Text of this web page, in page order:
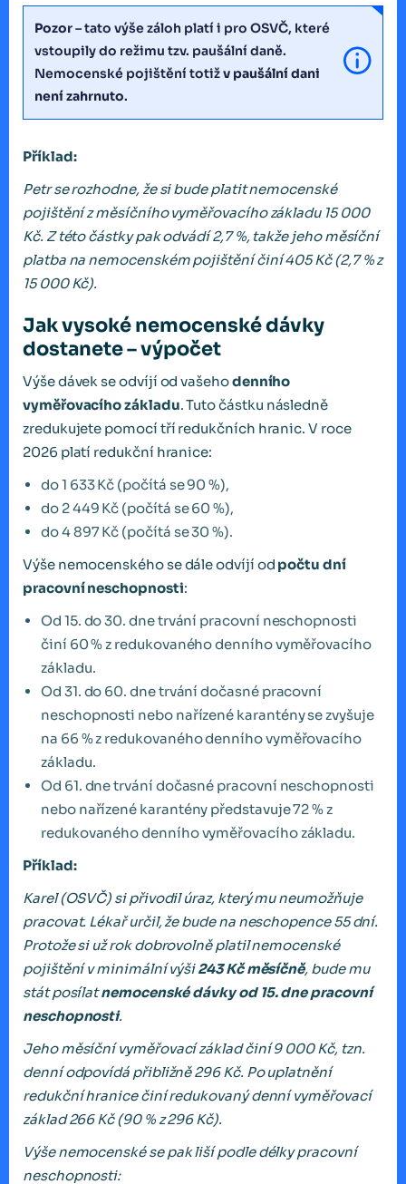
Pozor– tato výše záloh platí i pro OSVČ, které
vstoupily do režimu tzv. paušální daně.
Nemocenské pojištění totižv paušální dani
není zahrnuto.
Příklad:
Petr se rozhodne, že si bude platit nemocenské
pojištění z měsíčního vyměřovacího základu 15 000
Kč. Z této částky pak odvádí 2,7 %, takže jeho měsíční
platba na nemocenském pojištění činí 405 Kč (2,7 % z
15 000 Kč).
Jak vysoké nemocenské dávky
dostanete – výpočet
Výše dávek se odvíjí od vašehodenního
vyměřovacího základu. Tuto částku následně
zredukujete pomocí tří redukčních hranic. V roce
2026 platí redukční hranice:
do 1 633 Kč (počítá se 90 %),
do 2 449 Kč (počítá se 60 %),
do 4 897 Kč (počítá se 30 %).
Výše nemocenského se dále odvíjí od počtu dní
pracovní neschopnosti:
Od 15. do 30. dne trvání pracovní neschopnosti
činí 60 % z redukovaného denního vyměřovacího
základu.
Od 31. do 60. dne trvání dočasné pracovní
neschopnosti nebo nařízené karantény se zvyšuje
na 66 % z redukovaného denního vyměřovacího
základu.
Od 61. dne trvání dočasné pracovní neschopnosti
nebo nařízené karantény představuje 72 % z
redukovaného denního vyměřovacího základu.
Příklad:
Karel (OSVČ) si přivodil úraz, který mu neumožňuje
pracovat. Lékař určil, že bude na neschopence 55 dní.
Protože si už rok dobrovolně platil nemocenské
pojištění v minimální výši243 Kč měsíčně, bude mu
stát posílatnemocenské dávky od 15. dne pracovní
neschopnosti.
Jeho měsíční vyměřovací základ činí 9 000 Kč, tzn.
denní odpovídá přibližně 296 Kč. Po uplatnění
redukční hranice činí redukovaný denní vyměřovací
základ 266 Kč (90 % z 296 Kč).
Výše nemocenské se pak liší podle délky pracovní
neschopnosti: